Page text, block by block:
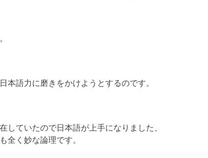
本語力に磨きをかけようとするのです。
していたので日本語が上手になりました、
全く妙な論理です。